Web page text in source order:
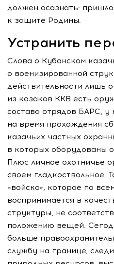
должен осознать:
к защите Родины.
Устранить
Слова о Кубанском
о военизированной
действительности лишь
из казаков ККВ есть
состава отрядов БАРС, у
на время прохождения
казачьих частных
в которых оборудованы
Плюс личное охотничье
своем гладкоствольное.
«войско», которое по
воспринимается в
структуры, не
положению вещей.
больше
службу на границе,